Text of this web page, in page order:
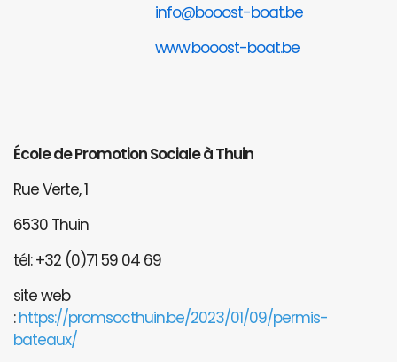
info@booost-boat.be
www.booost-boat.be
École de Promotion Sociale à Thuin
Rue Verte, 1
6530 Thuin
tél: +32 (0)71 59 04 69
site web
:https://promsocthuin.be/2023/01/09/permis-
bateaux/